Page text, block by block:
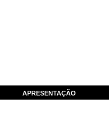
APRESENTAÇÃO